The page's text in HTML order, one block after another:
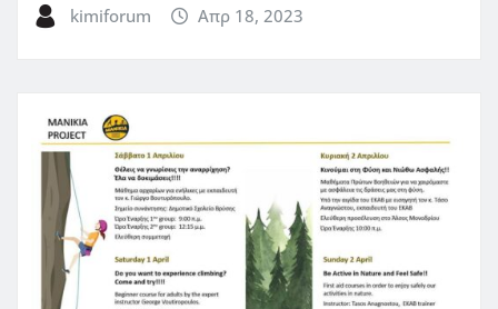
kimiforum Απρ 18, 2023